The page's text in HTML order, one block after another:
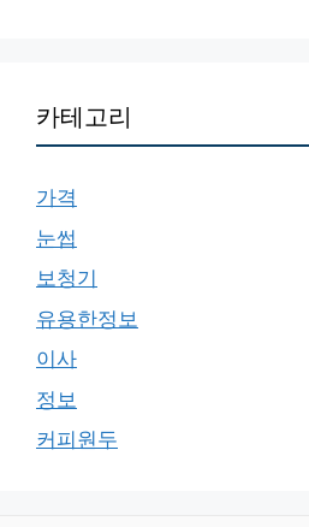
카테고리
가격
눈썹
보청기
유용한정보
이사
정보
커피원두